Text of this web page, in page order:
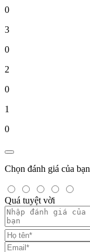
0
3
0
2
0
1
0
Chọn đánh giá của bạn
Quá tuyệt vời